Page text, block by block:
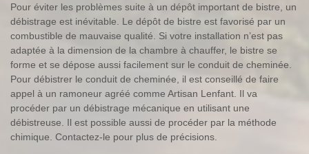
Pour éviter les problèmes suite à un dépôt important de bistre, un
débistrage est inévitable. Le dépôt de bistre est favorisé par un
combustible de mauvaise qualité. Si votre installation n’est pas
adaptée à la dimension de la chambre à chauffer, le bistre se
forme et se dépose aussi facilement sur le conduit de cheminée.
Pour débistrer le conduit de cheminée, il est conseillé de faire
appel à un ramoneur agréé comme Artisan Lenfant. Il va
procéder par un débistrage mécanique en utilisant une
débistreuse. Il est possible aussi de procéder par la méthode
chimique. Contactez-le pour plus de précisions.